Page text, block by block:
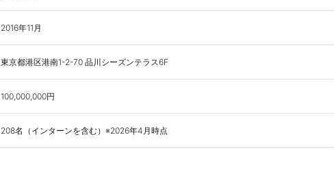
2016年11月
東京都港区港南1-2-70 品川シーズンテラス6F
100,000,000円
208名（インターンを含む）※2026年4月時点